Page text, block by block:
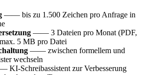
—— bis zu 1.500 Zeichen pro Anfrage in
—— 3 Dateien pro Monat (PDF,
5 MB pro Datei
—— zwischen formellem und
wechseln
KI-Schreibassistent zur Verbesserung